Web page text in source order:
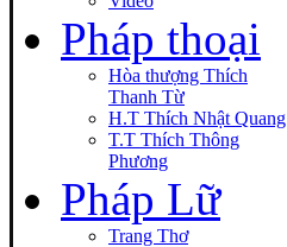
Pháp thoại
Hòa thượng Thích
Thanh Từ
H.T Thích Nhật Quang
T.T Thích Thông
Phương
Pháp Lữ
Trang Thơ